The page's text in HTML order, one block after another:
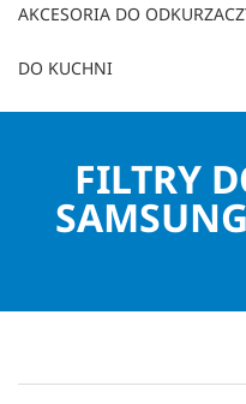
AKCESORIA DO
DO KUCHNI
FILTRY